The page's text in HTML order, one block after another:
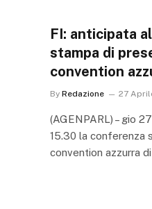
FI: anticipata
stampa di
convention
By Redazione 27
(AGENPARL) – gio
15.30 la conferenza
convention azzurra